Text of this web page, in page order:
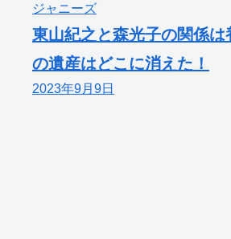
ジャニーズ
東山紀之と森光子の関係
の遺産はどこに消えた！
2023年9月9日